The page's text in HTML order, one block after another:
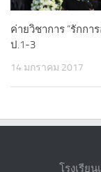
ค่ายวิชาการ “รักกา
ป.1-3
14 มกราคม 2017
โรงเรีย